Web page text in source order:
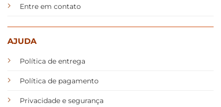
Entre em contato
AJUDA
Política de entrega
Política de pagamento
Privacidade e segurança